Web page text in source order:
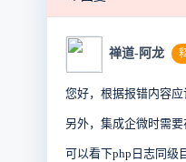
禅道-阿龙
您好，根据报错内容
另外，集成企微时需
可以看下php日志同级